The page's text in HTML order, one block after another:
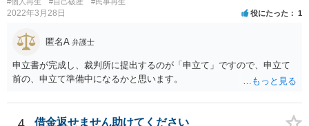
金という管財人に係る費用（20万円が目安）を別途裁判所に払い込む
分で用立てる必要があります。
2022年3月28日 役にたった 1
匿名A 弁護士
申立書が完成し、裁判所に提出するのが「申立て」ですので、申立て
前の、申立て準備中になるかと思います。
借金返せません助けてください